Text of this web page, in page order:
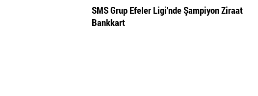
SMS Grup Efeler Ligi'nde Şampiyon Ziraat
Bankkart